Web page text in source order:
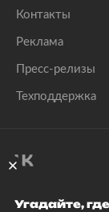
Контакты
Реклама
Пресс-релизы
Техподдержка
Угадайте, где